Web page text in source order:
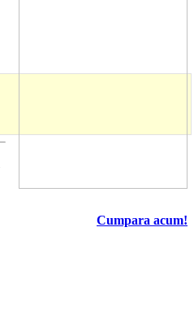
Cumpara acum!